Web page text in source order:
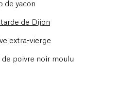
de yacon
de Dijon
extra-vierge
poivre noir moulu